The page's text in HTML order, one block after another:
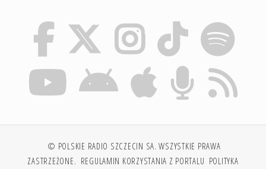
© POLSKIE RADIO SZCZECIN SA. WSZYSTKIE PRAWA
ZASTRZEŻONE. REGULAMIN KORZYSTANIA Z PORTALU POLITYKA